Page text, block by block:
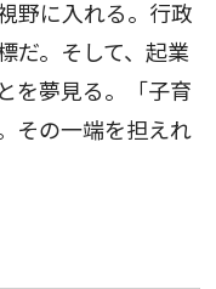
野に入れる。行政
だ。そして、起業
を夢見る。「子育
その一端を担えれ